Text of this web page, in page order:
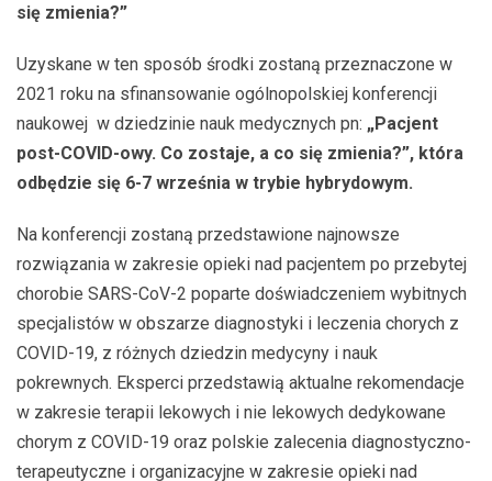
się zmienia?”
Uzyskane w ten sposób środki zostaną przeznaczone w
2021 roku na sfinansowanie ogólnopolskiej konferencji
naukowej w dziedzinie nauk medycznych pn: „Pacjent
post-COVID-owy. Co zostaje, a co się zmienia?”, która
odbędzie się 6-7 września w trybie hybrydowym.
Na konferencji zostaną przedstawione najnowsze
rozwiązania w zakresie opieki nad pacjentem po przebytej
chorobie SARS-CoV-2 poparte doświadczeniem wybitnych
specjalistów w obszarze diagnostyki i leczenia chorych z
COVID-19, z różnych dziedzin medycyny i nauk
pokrewnych. Eksperci przedstawią aktualne rekomendacje
w zakresie terapii lekowych i nie lekowych dedykowane
chorym z COVID-19 oraz polskie zalecenia diagnostyczno-
terapeutyczne i organizacyjne w zakresie opieki nad